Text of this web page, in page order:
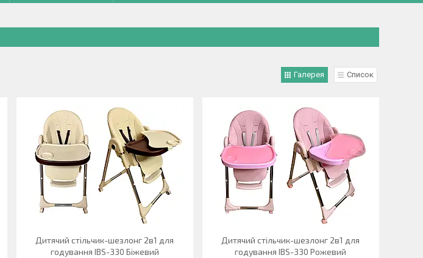
Галерея Список
Дитячий стільчик-шезлонг 2в1 для
годування IBS-330 Біжевий
Дитячий стільчик-шезлонг 2в1 для
годування IBS-330 Рожевий